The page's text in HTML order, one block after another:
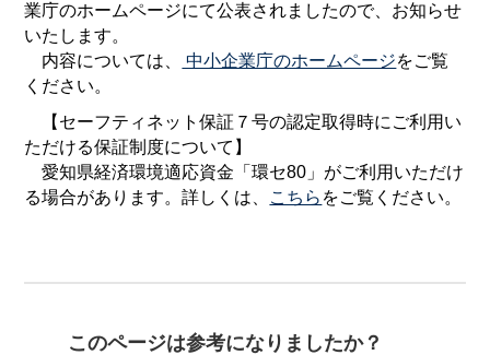
業庁のホームページにて公表されましたので、お知らせ
いたします。
内容については、
中小企業庁のホームページをご覧
ください。
【セーフティネット保証７号の認定取得時にご利用い
ただける保証制度について】
愛知県経済環境適応資金「環セ80」がご利用いただけ
る場合があります。詳しくは、 こちら をご覧ください。
このページは参考になりましたか？